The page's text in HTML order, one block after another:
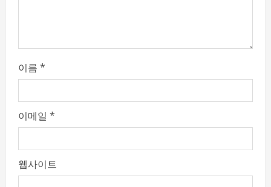
g
이름 *
이메일 *
웹사이트